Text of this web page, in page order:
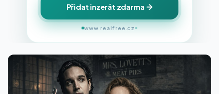
Přidat inzerát zdarma
www.realfree.cz